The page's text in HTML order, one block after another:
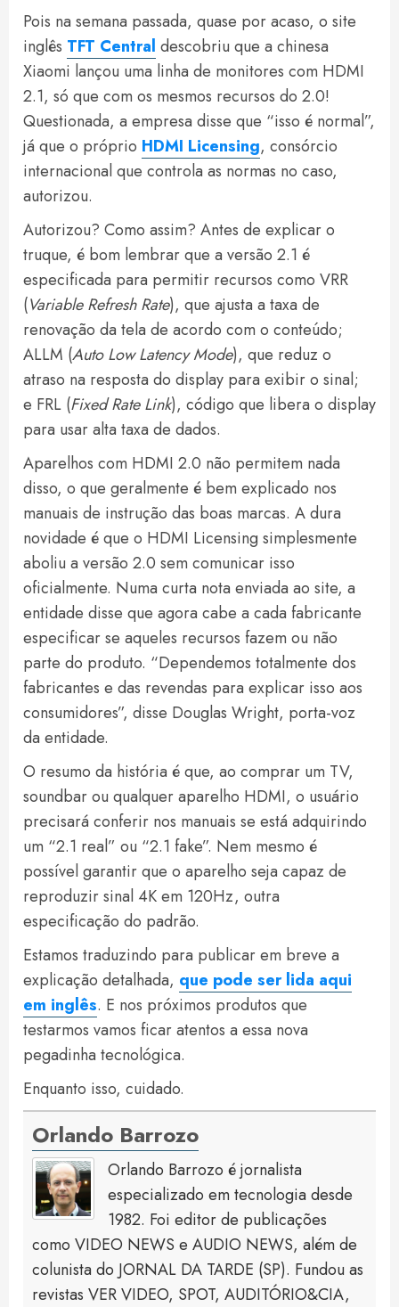
Pois na semana passada, quase por acaso, o site
inglês TFT Central descobriu que a chinesa
Xiaomi lançou uma linha de monitores com HDMI
2.1, só que com os mesmos recursos do 2.0!
Questionada, a empresa disse que “isso é normal”,
já que o próprio HDMI Licensing, consórcio
internacional que controla as normas no caso,
autorizou.
Autorizou? Como assim? Antes de explicar o
truque, é bom lembrar que a versão 2.1 é
especificada para permitir recursos como VRR
(Variable Refresh Rate), que ajusta a taxa de
renovação da tela de acordo com o conteúdo;
ALLM (Auto Low Latency Mode), que reduz o
atraso na resposta do display para exibir o sinal;
e FRL (Fixed Rate Link), código que libera o display
para usar alta taxa de dados.
Aparelhos com HDMI 2.0 não permitem nada
disso, o que geralmente é bem explicado nos
manuais de instrução das boas marcas. A dura
novidade é que o HDMI Licensing simplesmente
aboliu a versão 2.0 sem comunicar isso
oficialmente. Numa curta nota enviada ao site, a
entidade disse que agora cabe a cada fabricante
especificar se aqueles recursos fazem ou não
parte do produto. “Dependemos totalmente dos
fabricantes e das revendas para explicar isso aos
consumidores”, disse Douglas Wright, porta-voz
da entidade.
O resumo da história é que, ao comprar um TV,
soundbar ou qualquer aparelho HDMI, o usuário
precisará conferir nos manuais se está adquirindo
um “2.1 real” ou “2.1 fake”. Nem mesmo é
possível garantir que o aparelho seja capaz de
reproduzir sinal 4K em 120Hz, outra
especificação do padrão.
Estamos traduzindo para publicar em breve a
explicação detalhada, que pode ser lida aqui
em inglês. E nos próximos produtos que
testarmos vamos ficar atentos a essa nova
pegadinha tecnológica.
Enquanto isso, cuidado.
Orlando Barrozo
Orlando Barrozo é jornalista
especializado em tecnologia desde
1982. Foi editor de publicações
como VIDEO NEWS e AUDIO NEWS, além de
colunista do JORNAL DA TARDE (SP). Fundou as
revistas VER VIDEO, SPOT, AUDITÓRIO&CIA,